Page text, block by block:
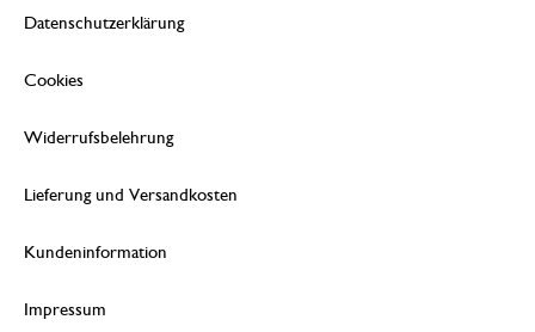
Datenschutzerklärung
Cookies
Widerrufsbelehrung
Lieferung und Versandkosten
Kundeninformation
Impressum